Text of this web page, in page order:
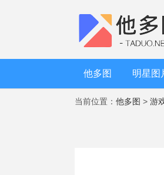
他多图 明星图
当前位置： 他多图 > 游